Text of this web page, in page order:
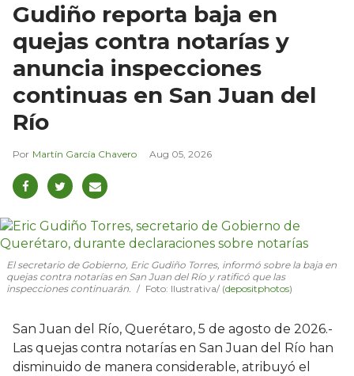
Gudiño reporta baja en
quejas contra notarías y
anuncia inspecciones
continuas en San Juan del
Río
Martín García Chavero Aug 05, 2026
El secretario de Gobierno, Eric Gudiño Torres, informó sobre la baja en
quejas contra notarías en San Juan del Río y ratificó que las
inspecciones continuarán.
Foto: Ilustrativa/ (depositphotos)
San Juan del Río, Querétaro, 5 de agosto de 2026.-
Las quejas contra notarías en San Juan del Río han
disminuido de manera considerable, atribuyó el